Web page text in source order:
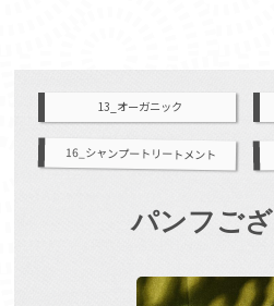
13_オーガニック
16_シャンプートリートメント
パンフご